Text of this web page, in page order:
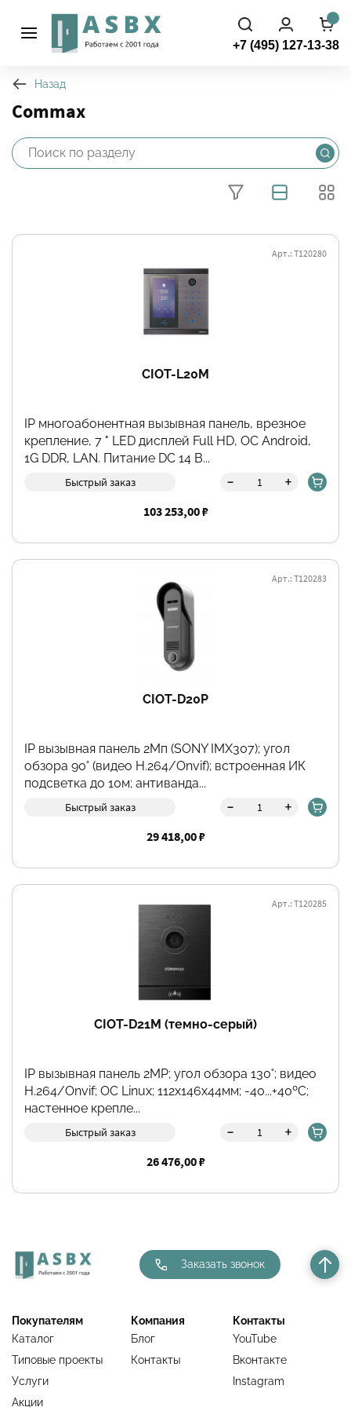
+7 (495) 127-13-38
Назад
Commax
CIOT-L20M
Арт.: Т120280
IP многоабонентная вызывная панель, врезное
крепление, 7 " LED дисплей Full HD, ОС Android,
1G DDR, LAN. Питание DC 14 В...
Быстрый заказ - +
103 253,00 ₽
CIOT-D20P
Арт.: Т120283
IP вызывная панель 2Мп (SONY IMX307); угол
обзора 90˚ (видео H.264/Onvif); встроенная ИК
подсветка до 10м; антиванда...
Быстрый заказ - +
29 418,00 ₽
CIOT-D21M (темно-серый)
Арт.: Т120285
IP вызывная панель 2МР; угол обзора 130˚; видео
H.264/Onvif; ОС Linux; 112х146х44мм; -40...+40ºC;
настенное крепле...
Быстрый заказ - +
26 476,00 ₽
Покупателям
Каталог
Типовые проекты
Услуги
Акции
Компания
Блог
Контакты
Контакты
YouTube
Вконтакте
Instagram
Заказать звонок